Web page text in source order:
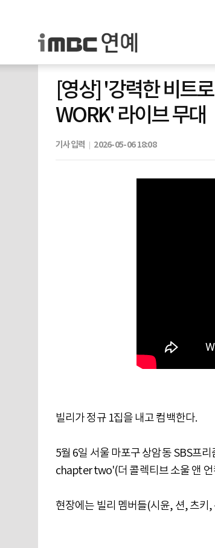
[영상] '강력한 비트
WORK' 라이브 무대
기사입력 2026-05-06 18:08
빌리가 정규 1집을 내고 컴백한다.
5월 6일 서울 마포구 상암동 SBS프
chapter two'(더 콜렉티브 소울 앤 언
현장에는 빌리 멤버들(시윤, 션, 츠키